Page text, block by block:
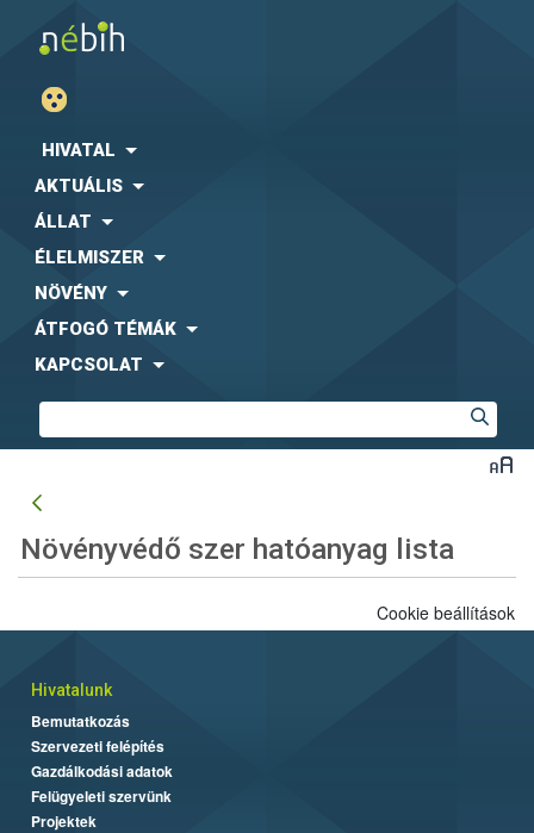
HIVATAL
AKTUÁLIS
ÁLLAT
ÉLELMISZER
NÖVÉNY
ÁTFOGÓ TÉMÁK
KAPCSOLAT
Növényvédő szer hatóanyag lista
Cookie beállítások
Hivatalunk
Bemutatkozás
Szervezeti felépítés
Gazdálkodási adatok
Felügyeleti szervünk
Projektek